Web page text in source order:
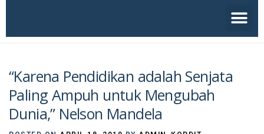
“Karena Pendidikan adalah Senjata
Paling Ampuh untuk Mengubah
Dunia,” Nelson Mandela